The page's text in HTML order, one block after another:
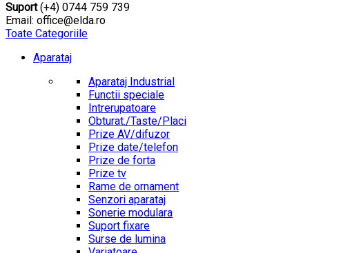
Suport(+4) 0744 759 739
Email: office@elda.ro
Toate Categoriile
Aparataj
Aparataj Industrial
Functii speciale
Intrerupatoare
Obturat./Taste/Placi
Prize AV/difuzor
Prize date/telefon
Prize de forta
Prize tv
Rame de ornament
Senzori aparataj
Sonerie modulara
Suport fixare
Surse de lumina